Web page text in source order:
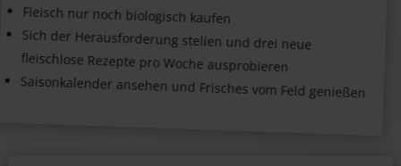
Fleisch nur noch biologisch kaufen
Sich der Herausforderung stellen und drei neue
fleischlose Rezepte pro Woche ausprobieren
Saisonkalender ansehen und Frisches vom Feld genießen